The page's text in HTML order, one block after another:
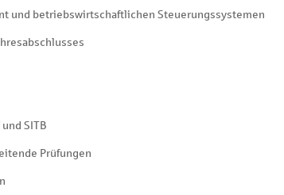
und betriebswirtschaftlichen Steuerungssystemen
SITB
Prüfungen